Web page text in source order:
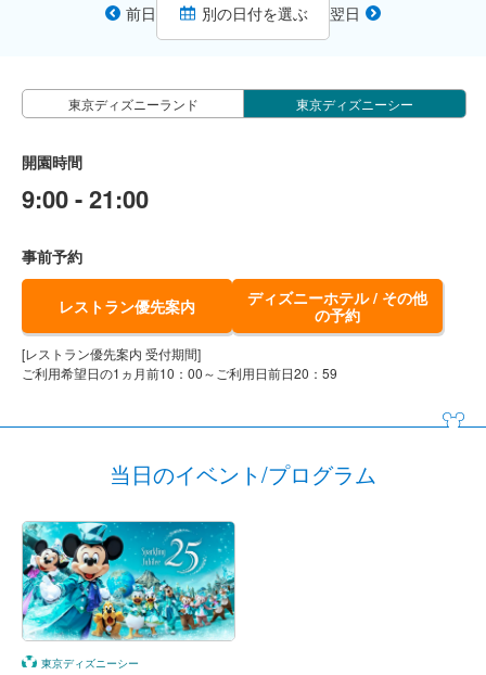
前日 別の日付を選ぶ 翌日
東京ディズニーランド 東京ディズニーシー
開園時間
9:00 - 21:00
事前予約
レストラン優先案内
ディズニーホテル / その他
の予約
[レストラン優先案内 受付期間]
ご利用希望日の1ヵ月前10：00～ご利用日前日20：59
当日のイベント/プログラム
東京ディズニーシー